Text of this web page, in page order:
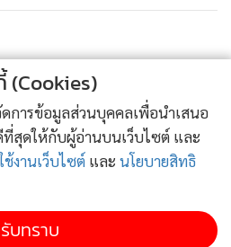
(Cookies)
ดการข้อมูลส่วนบุคคลเพื่อนำเสนอ
สุดให้กับผู้อ่านบนเว็บไซต์ และ
ช้งานเว็บไซต์ และ นโยบายสิทธิ
รับทราบ